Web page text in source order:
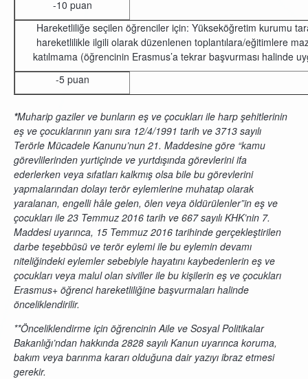
-10 puan
Hareketliliğe seçilen öğrenciler için: Yükseköğretim kurumu
hareketlilikle ilgili olarak düzenlenen toplantılara/eğitimlere
katılmama (öğrencinin Erasmus’a tekrar başvurması halinde
-5 puan
*Muharip gaziler ve bunların eş ve çocukları ile harp şehitlerinin
eş ve çocuklarının yanı sıra 12/4/1991 tarih ve 3713 sayılı
Terörle Mücadele Kanunu’nun 21. Maddesine göre “kamu
görevlilerinden yurtiçinde ve yurtdışında görevlerini ifa
ederlerken veya sıfatları kalkmış olsa bile bu görevlerini
yapmalarından dolayı terör eylemlerine muhatap olarak
yaralanan, engelli hâle gelen, ölen veya öldürülenler”in eş ve
çocukları ile 23 Temmuz 2016 tarih ve 667 sayılı KHK’nin 7.
Maddesi uyarınca, 15 Temmuz 2016 tarihinde gerçekleştirilen
darbe teşebbüsü ve terör eylemi ile bu eylemin devamı
niteliğindeki eylemler sebebiyle hayatını kaybedenlerin eş ve
çocukları veya malul olan siviller ile bu kişilerin eş ve çocukları
Erasmus+ öğrenci hareketliliğine başvurmaları halinde
önceliklendirilir.
**Önceliklendirme için öğrencinin Aile ve Sosyal Politikalar
Bakanlığı’ndan hakkında 2828 sayılı Kanun uyarınca koruma,
bakım veya barınma kararı olduğuna dair yazıyı ibraz etmesi
gerekir.